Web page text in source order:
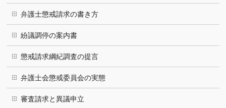
弁護士懲戒請求の書き方
紛議調停の案内書
懲戒請求綱紀調査の提言
弁護士会懲戒委員会の実態
審査請求と異議申立